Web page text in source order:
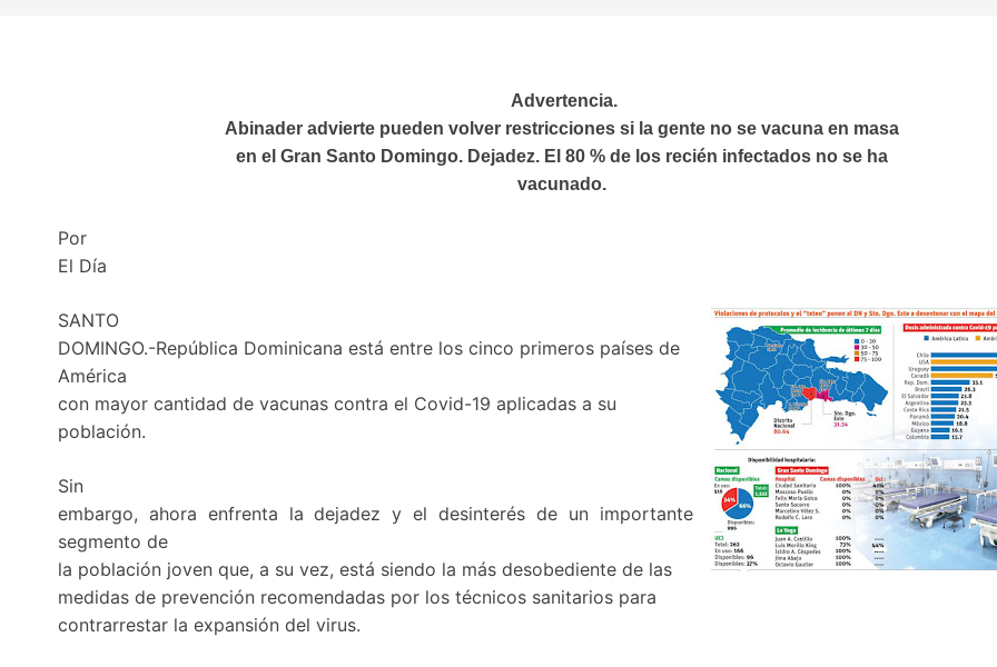
Advertencia.
Abinader advierte pueden volver restricciones si la gente no se vacuna en masa
en el Gran Santo Domingo. Dejadez. El 80 % de los recién infectados no se ha
vacunado.
Por
El Día
SANTO
DOMINGO.-República Dominicana está entre los cinco primeros países de
América
con mayor cantidad de vacunas contra el Covid-19 aplicadas a su
población.
Sin
embargo, ahora enfrenta la dejadez y el desinterés de un importante
segmento de
la población joven que, a su vez, está siendo la más desobediente de las
medidas de prevención recomendadas por los técnicos sanitarios para
contrarrestar la expansión del virus.